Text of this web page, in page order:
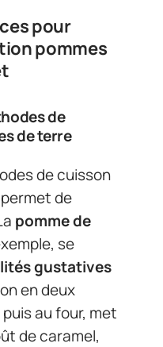
pour
pommes
de
de terre
de cuisson
de
pomme de
se
gustatives
en deux
puis au four, met
de caramel,